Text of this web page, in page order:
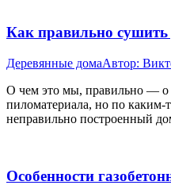
Как правильно
Деревянные домаАвтор:
О чем это мы, правильно — о
пиломатериала, но по каким-
неправильно построенный
Особенности